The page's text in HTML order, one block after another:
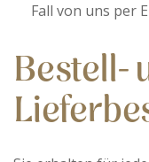
Fall von uns per
Bestell-